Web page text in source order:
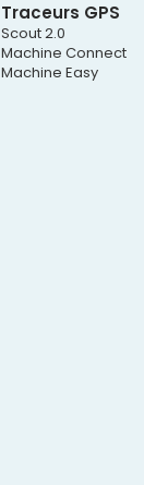
Traceurs GPS
Scout 2.0
Machine Connect
Machine Easy